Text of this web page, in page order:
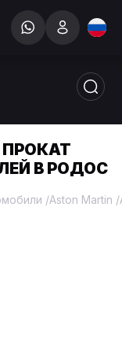
ПРОКАТ
В РОДОС
/Aston Martin /